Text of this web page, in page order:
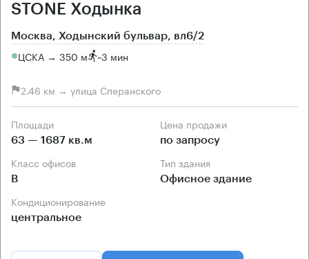
STONE Ходынка
Москва, Ходынский бульвар, вл6/2
ЦСКА → 350 м ~3 мин
2.46 км → улица Сперанского
Площади
63 — 1687 кв.м
Цена продажи
по запросу
Класс офисов
B
Тип здания
Офисное здание
Кондиционирование
центральное